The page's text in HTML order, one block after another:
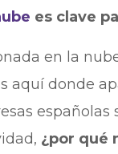
es clave
en la
aquí donde
¿por qué